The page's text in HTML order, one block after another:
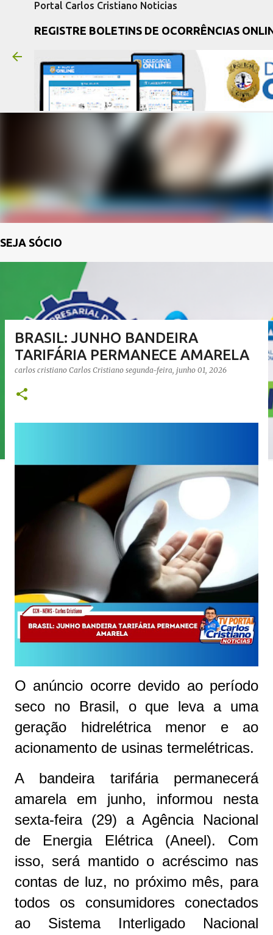
Portal Carlos Cristiano Noticias
REGISTRE BOLETINS DE OCORRÊNCIAS
SEJA SÓCIO
BRASIL: JUNHO BANDEIRA
TARIFÁRIA PERMANECE AMARELA
carlos cristiano Carlos Cristiano segunda-feira, junho 01, 2026
O anúncio ocorre devido ao período
seco no Brasil, o que leva a uma
geração hidrelétrica menor e ao
acionamento de usinas termelétricas.
A bandeira tarifária permanecerá
amarela em junho, informou nesta
sexta-feira (29) a Agência Nacional
de Energia Elétrica (Aneel). Com
isso, será mantido o acréscimo nas
contas de luz, no próximo mês, para
todos os consumidores conectados
ao Sistema Interligado Nacional